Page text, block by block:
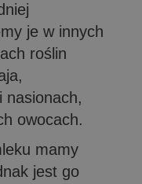
je w innych
roślin
nasionach,
owocach.
mamy
jest go